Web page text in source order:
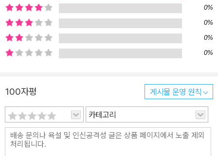
책을 보고 있으면 눈이 팽팽 돌아간다고 말하는 어린이, 무슨 말인지
하나도 모르겠다고 말하는 어린이도 있습니다. 한국사를 좋아하는 어
린이들 말고는 대부분 같은 반응이지요. 어떻게 하면 아이들이 본격
적으로 한국사 책을 읽게 됐을 때 좀 더 편하게 읽을 수 있을까 고민한
제작했습니다. ‘초등 선생님들의 선생님’으로 전국 각지의 강연 현장
분이 우리 동네 독서 선생님이었으면 좋겠다는 학부모님들의 바람을
이 책에서 만나 볼 수 있습니다. 하루 5분 한국사 용어 365개! 매월
시대 순으로 구성된 한국사 용어로 역사 읽기의 재미를 알게 해 주는
0%
0%
0%
0%
100자평 게시물 운영 원칙
카테고리